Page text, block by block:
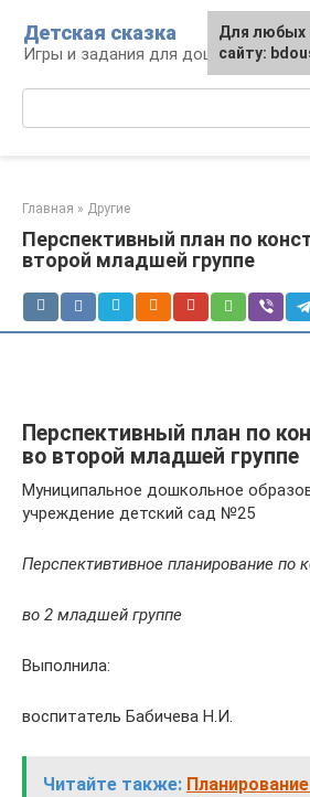
контенту
Детская сказка
Игры и задания для дошкольников
Главная » Другие
Перспективный план по
второй младшей группе
Перспективный план по
во второй младшей группе
Муниципальное дошкольное
учреждение детский сад №25
Перспективтивное планирование по
во 2 младшей группе
Выполнила:
воспитатель Бабичева Н.И.
Читайте также:
Для любых
сайту: